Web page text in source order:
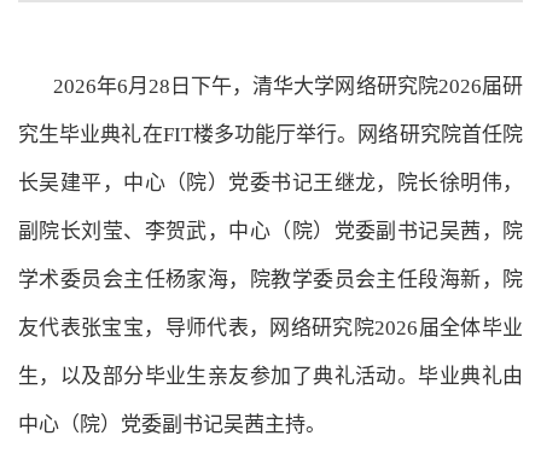
2026年6月28日下午，清华大学网络研究院2026届研
究生毕业典礼在FIT楼多功能厅举行。网络研究院首任院
长吴建平，中心（院）党委书记王继龙，院长徐明伟，
副院长刘莹、李贺武，中心（院）党委副书记吴茜，院
学术委员会主任杨家海，院教学委员会主任段海新，院
友代表张宝宝，导师代表，网络研究院2026届全体毕业
生，以及部分毕业生亲友参加了典礼活动。毕业典礼由
中心（院）党委副书记吴茜主持。